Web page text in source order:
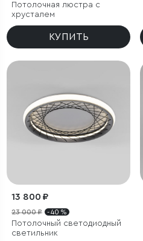
Потолочная люстра с
хрусталем
КУПИТЬ
13 800 ₽
23 000 ₽ - 40 %
Потолочный светодиодный
светильник